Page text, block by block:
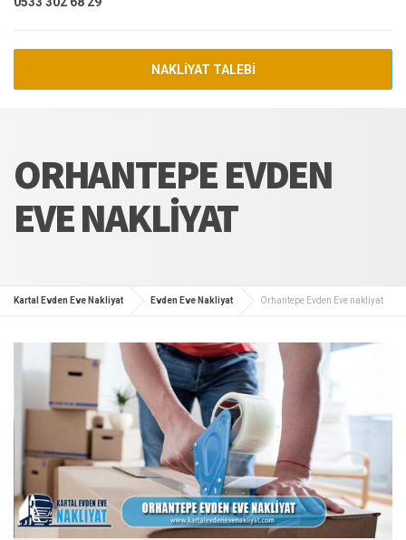
NAKLİYAT TALEBİ
ORHANTEPE EVDEN
EVE NAKLIYAT
Kartal Evden Eve Nakliyat Evden Eve Nakliyat Orhantepe Evden Eve nakliyat